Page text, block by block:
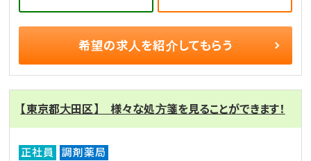
希望の求人を紹介してもらう
【東京都大田区】 様々な処方箋を見ることができます！
正社員 調剤薬局